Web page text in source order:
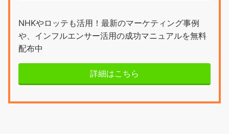
NHKやロッテも活用！最新のマーケティング事例
や、インフルエンサー活用の成功マニュアルを無料
配布中
詳細はこちら